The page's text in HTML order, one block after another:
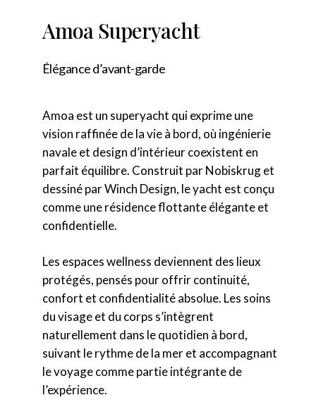
Amoa Superyacht
Élégance d’avant-garde
Amoa est un superyacht qui exprime une
vision raffinée de la vie à bord, où ingénierie
navale et design d’intérieur coexistent en
parfait équilibre. Construit par Nobiskrug et
dessiné par Winch Design, le yacht est conçu
comme une résidence flottante élégante et
confidentielle.
Les espaces wellness deviennent des lieux
protégés, pensés pour offrir continuité,
confort et confidentialité absolue. Les soins
du visage et du corps s’intègrent
naturellement dans le quotidien à bord,
suivant le rythme de la mer et accompagnant
le voyage comme partie intégrante de
l’expérience.